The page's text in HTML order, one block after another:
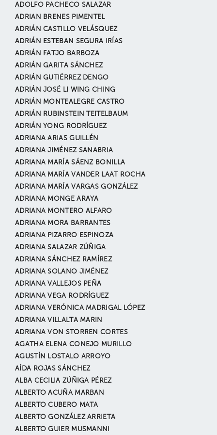
ADOLFO PACHECO SALAZAR
ADRIAN BRENES PIMENTEL
ADRIÁN CASTILLO VELÁSQUEZ
ADRIÁN ESTEBAN SEGURA IRÍAS
ADRIÁN FATJO BARBOZA
ADRIÁN GARITA SÁNCHEZ
ADRIÁN GUTIÉRREZ DENGO
ADRIÁN JOSÉ LI WING CHING
ADRIÁN MONTEALEGRE CASTRO
ADRIÁN RUBINSTEIN TEITELBAUM
ADRIÁN YONG RODRÍGUEZ
ADRIANA ARIAS GUILLÉN
ADRIANA JIMÉNEZ SANABRIA
ADRIANA MARÍA SÁENZ BONILLA
ADRIANA MARÍA VANDER LAAT ROCHA
ADRIANA MARÍA VARGAS GONZÁLEZ
ADRIANA MONGE ARAYA
ADRIANA MONTERO ALFARO
ADRIANA MORA BARRANTES
ADRIANA PIZARRO ESPINOZA
ADRIANA SALAZAR ZÚÑIGA
ADRIANA SÁNCHEZ RAMÍREZ
ADRIANA SOLANO JIMÉNEZ
ADRIANA VALLEJOS PEÑA
ADRIANA VEGA RODRÍGUEZ
ADRIANA VERÓNICA MADRIGAL LÓPEZ
ADRIANA VILLALTA MARIN
ADRIANA VON STORREN CORTES
AGATHA ELENA CONEJO MURILLO
AGUSTÍN LOSTALO ARROYO
AÍDA ROJAS SÁNCHEZ
ALBA CECILIA ZÚÑIGA PÉREZ
ALBERTO ACUÑA MARBAN
ALBERTO CUBERO MATA
ALBERTO GONZÁLEZ ARRIETA
ALBERTO GUIER MUSMANNI